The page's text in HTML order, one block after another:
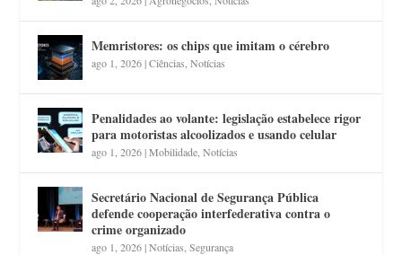
Memristores: os chips que imitam o cérebro
ago 1, 2026|Ciências ,Notícias
Penalidades ao volante: legislação estabelece rigor
para motoristas alcoolizados e usando celular
ago 1, 2026|Mobilidade ,Notícias
Secretário Nacional de Segurança Pública
defende cooperação interfederativa contra o
crime organizado
ago 1, 2026|Notícias ,Segurança